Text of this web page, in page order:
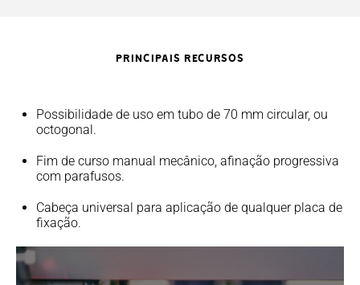
PRINCIPAIS RECURSOS
Possibilidade de uso em tubo de 70 mm circular, ou
octogonal.
Fim de curso manual mecânico, afinação progressiva
com parafusos.
Cabeça universal para aplicação de qualquer placa de
fixação.